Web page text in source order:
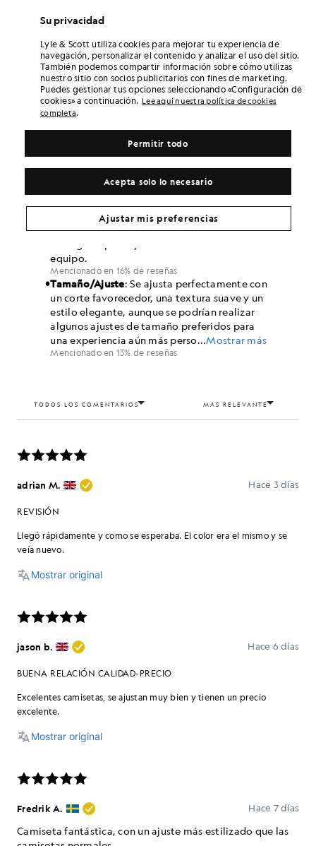
Su privacidad
Lyle & Scott utiliza cookies para mejorar tu experiencia de
navegación, personalizar el contenido y analizar el uso del sitio.
También podemos compartir información sobre cómo utilizas
nuestro sitio con socios publicitarios con fines de marketing.
Puedes gestionar tus opciones seleccionando «Configuración de
cookies» a continuación. Lee aquí nuestra política de cookies
completa.
Acepta solo lo necesario
Permitir todo
Ajustar mis preferencias